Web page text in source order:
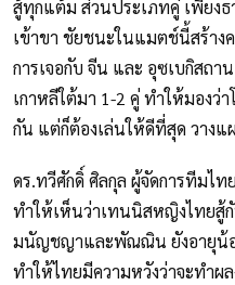
สู้ทุกแต้ม ส่วนประเภทคู่ เพียงธ
เข้าขา ชัยชนะในแมตช์นี้สร้าง
การเจอกับ จีน และ อุซเบกิสถ
เกาหลีใต้มา 1-2 คู่ ทำให้มองว่
กัน แต่ก็ต้องเล่นให้ดีที่สุด วาง
ดร.ทวีศักดิ์ ศิลกุล ผู้จัดการทีมไท
ทำให้เห็นว่าเทนนิสหญิงไทยสู้กั
มนัญชญาและพัณณิน ยังอายุน้อ
ทำให้ไทยมีความหวังว่าจะทำผ